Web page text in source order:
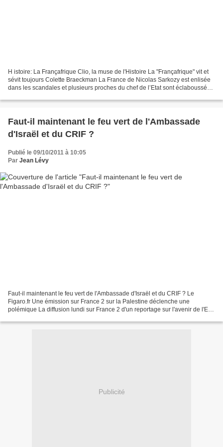
H istoire: La Françafrique Clio, la muse de l'Histoire La "Françafrique" vit et
sévit toujours Colette Braeckman La France de Nicolas Sarkozy est enlisée
dans les scandales et plusieurs proches du chef de l’Etat sont éclaboussés,
Faut-il maintenant le feu vert de l'Ambassade
d'Israël et du CRIF ?
Publié le 09/10/2011 à 10:05
Par Jean Lévy
Faut-il maintenant le feu vert de l'Ambassade d'Israël et du CRIF ? Le
Figaro.fr Une émission sur France 2 sur la Palestine déclenche une
polémique La diffusion lundi sur France 2 d'un reportage sur l'avenir de l'Etat
Publicité